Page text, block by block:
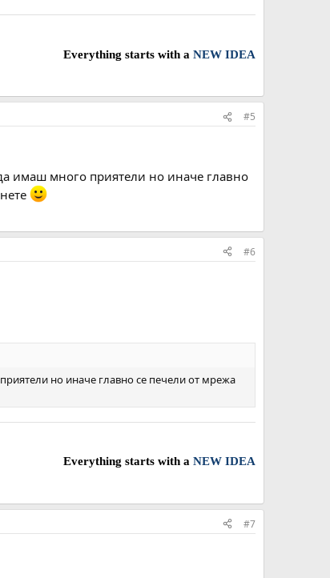
Everything starts with a NEW IDEA
#5
имаш много приятели но иначе главно
#6
но иначе главно се печели от мрежа
Everything starts with a NEW IDEA
#7